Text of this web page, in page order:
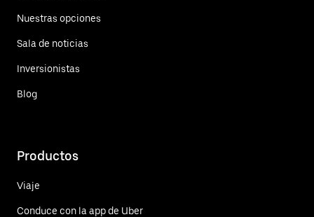
Nuestras opciones
Sala de noticias
Inversionistas
Blog
Productos
Viaje
Conduce con la app de Uber